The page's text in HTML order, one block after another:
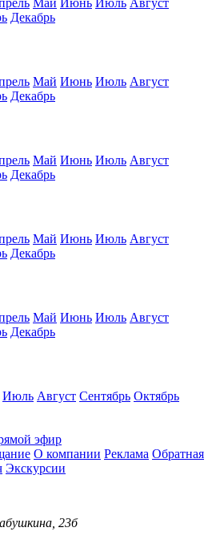
Декабрь
Май Июнь Июль Август
Декабрь
Май Июнь Июль Август
Декабрь
Май Июнь Июль Август
Декабрь
Май Июнь Июль Август
Декабрь
Июль Август Сентябрь Октябрь
эфир
О компании Реклама Обратная
Экскурсии
23б